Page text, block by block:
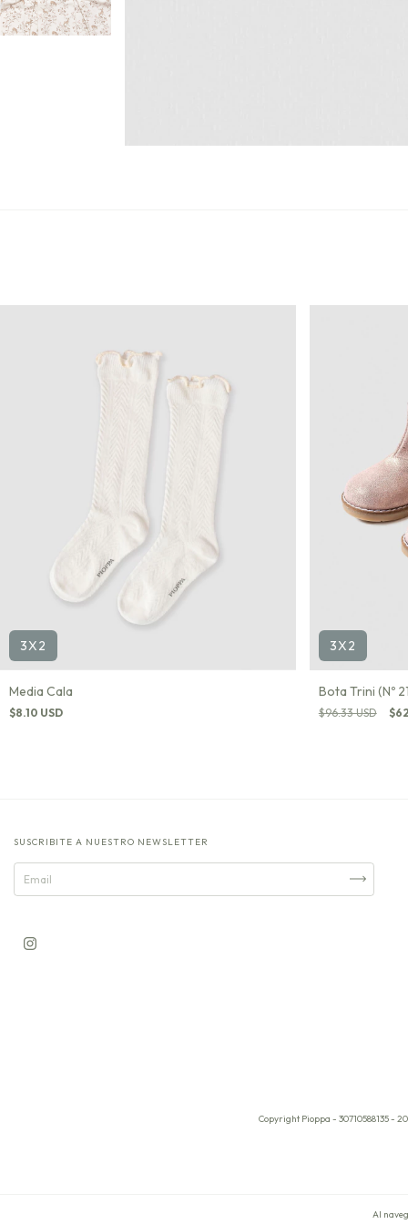
Al
3X2
Media Cala
$8.10 USD
3X2
Bota Trini (Nº
$96.33 USD
SUSCRIBITE A NUESTRO NEWSLETTER
Copyright Pioppa - 30710588135 -